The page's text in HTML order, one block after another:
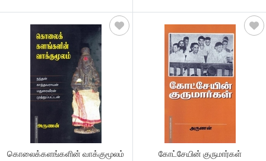
கொலைக்களங்களின் வாக்குமூலம் கோட்சேயின் குருமார்கள்